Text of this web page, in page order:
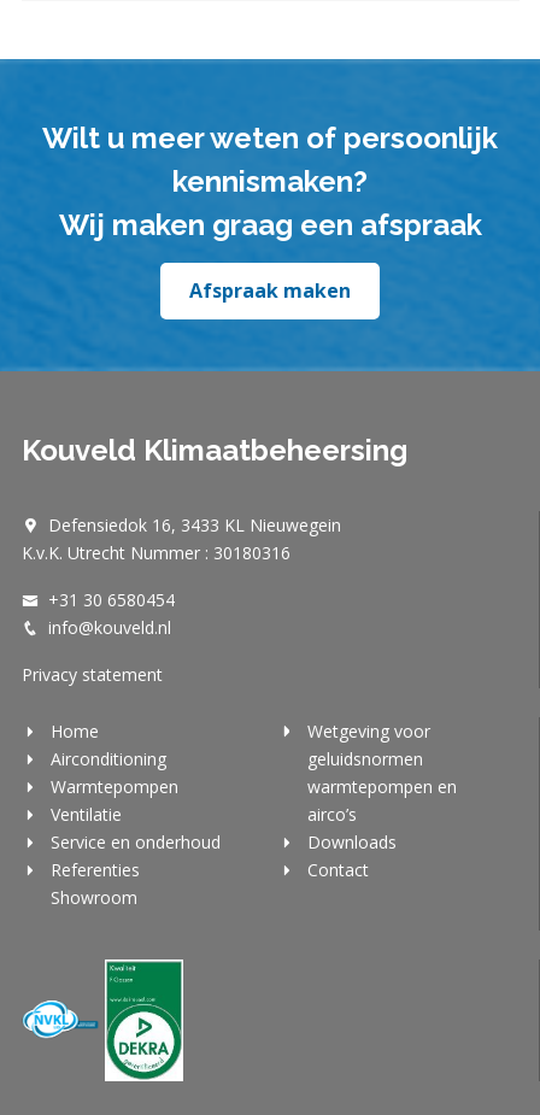
Wilt u meer weten of persoonlijk
kennismaken?
Wij maken graag een afspraak
Afspraak maken
Kouveld Klimaatbeheersing
Defensiedok 16, 3433 KL Nieuwegein
K.v.K. Utrecht Nummer : 30180316
+31 30 6580454
info@kouveld.nl
Privacy statement
Home
Airconditioning
Warmtepompen
Ventilatie
Service en onderhoud
Referenties
Showroom
Wetgeving voor
geluidsnormen
warmtepompen en
airco’s
Downloads
Contact